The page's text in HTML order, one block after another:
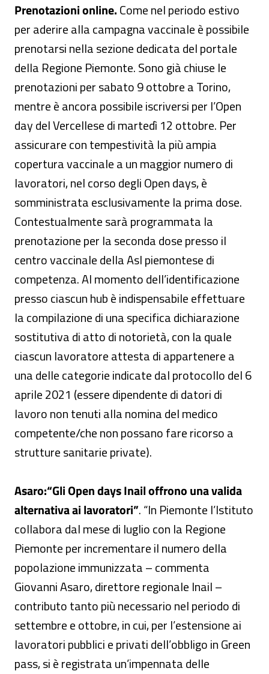
Prenotazioni online.Come nel periodo estivo
per aderire alla campagna vaccinale è possibile
prenotarsi nella sezione dedicata del portale
della Regione Piemonte. Sono già chiuse le
prenotazioni per sabato 9 ottobre a Torino,
mentre è ancora possibile iscriversi per l’Open
day del Vercellese di martedì 12 ottobre. Per
assicurare con tempestività la più ampia
copertura vaccinale a un maggior numero di
lavoratori, nel corso degli Open days, è
somministrata esclusivamente la prima dose.
Contestualmente sarà programmata la
prenotazione per la seconda dose presso il
centro vaccinale della Asl piemontese di
competenza. Al momento dell’identificazione
presso ciascun hub è indispensabile effettuare
la compilazione di una specifica dichiarazione
sostitutiva di atto di notorietà, con la quale
ciascun lavoratore attesta di appartenere a
una delle categorie indicate dal protocollo del 6
aprile 2021 (essere dipendente di datori di
lavoro non tenuti alla nomina del medico
competente/che non possano fare ricorso a
strutture sanitarie private).
Asaro:“Gli Open days Inail offrono una valida
alternativa ai lavoratori”. “In Piemonte l’Istituto
collabora dal mese di luglio con la Regione
Piemonte per incrementare il numero della
popolazione immunizzata – commenta
Giovanni Asaro, direttore regionale Inail –
contributo tanto più necessario nel periodo di
settembre e ottobre, in cui, per l’estensione ai
lavoratori pubblici e privati dell’obbligo in Green
pass, si è registrata un’impennata delle